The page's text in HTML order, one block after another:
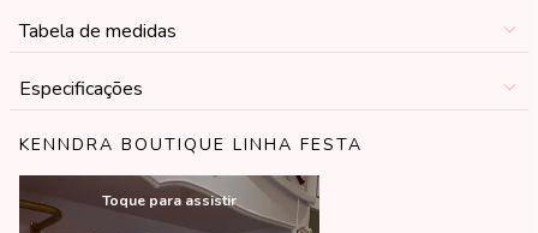
Tabela de medidas
Especificações
KENNDRA BOUTIQUE LINHA FESTA